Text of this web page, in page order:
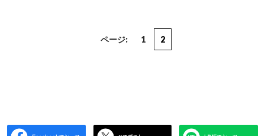
ページ: 1 2